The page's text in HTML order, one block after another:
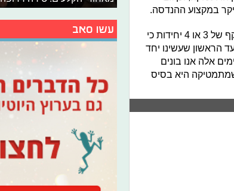
במקצוע ההנדסה.
״המצב כיום הוא שתלמידים חוששים ממתמטיקה, ומעדיפים ללמוד בהיקף של 3 או 4 יחידות כי
הראשון שעשינו יחד
אלה אנו בונים
שמתמטיקה היא בסיס
עשו סאב